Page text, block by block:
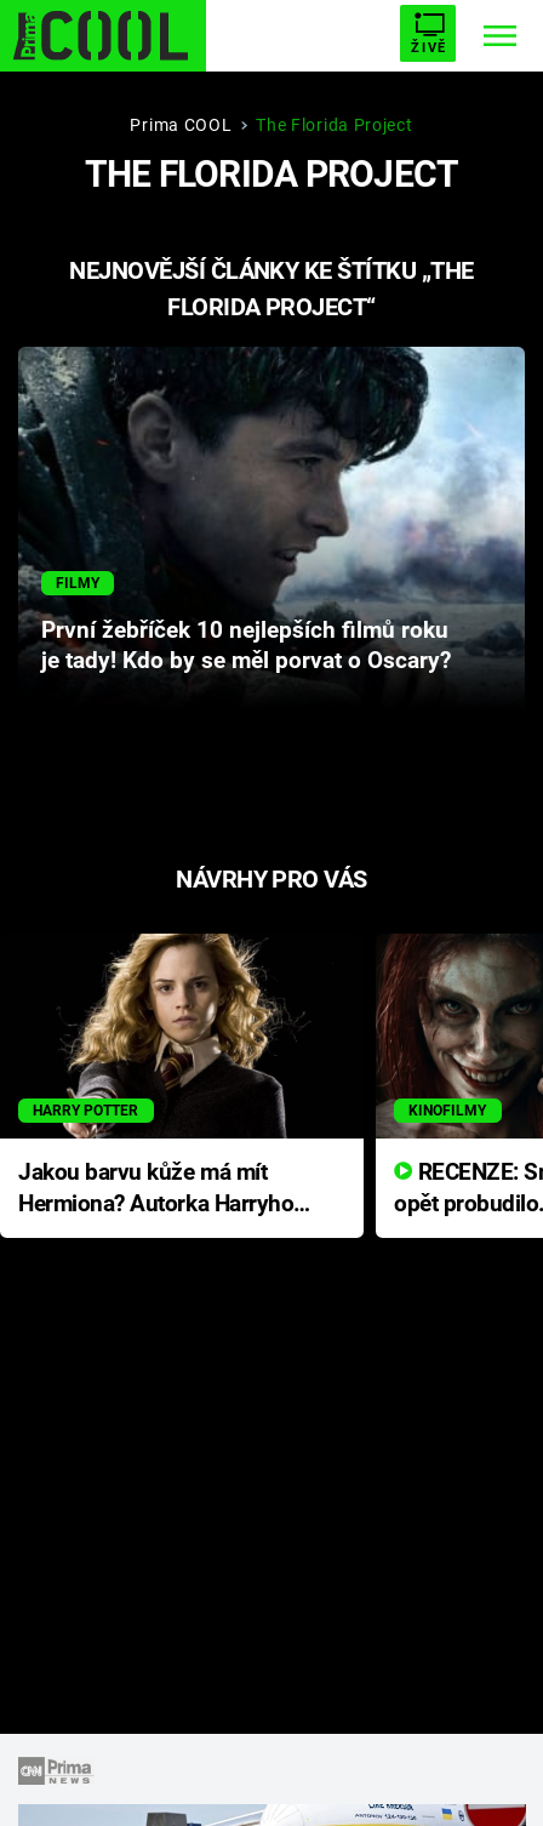
ŽIVĚ
STARHOUSE BUFFY, PŘEMOŽITELKA UPÍRŮ
ESCAPE PLNEJ KOTEL AVENGERS 5
Filmy
Seriály
Hry
Cool Esport
Pořady
Prima COOL The Florida Project
THE FLORIDA PROJECT
NEJNOVĚJŠÍ ČLÁNKY KE ŠTÍTKU „THE
FLORIDA PROJECT“
FILMY
První žebříček 10 nejlepších filmů roku
je tady! Kdo by se měl porvat o Oscary?
NÁVRHY PRO VÁS
HARRY POTTER
Jakou barvu kůže má mít
Hermiona? Autorka Harryho
Pottera přišla s ráznou
KINOFILMY
opět
přichází s